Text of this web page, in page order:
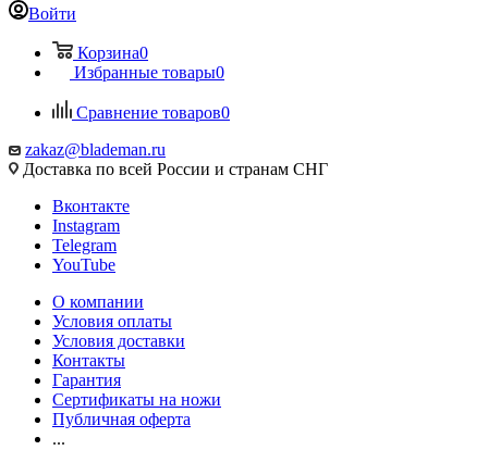
Войти
Корзина0
Избранные товары0
Сравнение товаров0
zakaz@blademan.ru
Доставка по всей России и странам СНГ
Вконтакте
Instagram
Telegram
YouTube
О компании
Условия оплаты
Условия доставки
Контакты
Гарантия
Сертификаты на ножи
Публичная оферта
...